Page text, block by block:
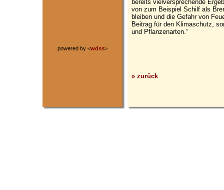
powered by <wdss>
bereits vielversprechende
von zum Beispiel Schilf als
bleiben und die Gefahr von
Beitrag für den Klimaschutz,
und Pflanzenarten.“
» zurück